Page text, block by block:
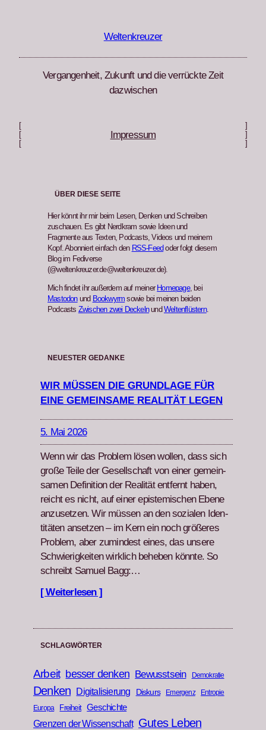
Weltenkreuzer
Vergangenheit, Zukunft und die verrückte Zeit
dazwischen
Impressum
ÜBER DIESE SEITE
Hier könnt ihr mir beim Lesen, Denken und Schreiben
zuschauen. Es gibt Nerdkram sowie Ideen und
Fragmente aus Texten, Podcasts, Videos und meinem
Kopf. Abonniert einfach den RSS-Feed oder folgt diesem
Blog im Fediverse
(@weltenkreuzer.de@weltenkreuzer.de).
Mich findet ihr außerdem auf meiner Homepage, bei
Mastodonund Bookwyrm sowie bei meinen beiden
Podcasts Zwischen zwei DeckelnundWeltenflüstern.
NEUESTER GEDANKE
WIR MÜSSEN DIE GRUNDLAGE FÜR
EINE GEMEINSAME REALITÄT LEGEN
5. Mai 2026
Wenn wir das Prob­lem lösen wollen, dass sich
große Teile der Gesellschaft von ein­er gemein­
samen Def­i­n­i­tion der Real­ität ent­fer­nt haben,
reicht es nicht, auf ein­er epis­temis­chen Ebene
anzuset­zen. Wir müssen an den sozialen Iden­
titäten anset­zen – im Kern ein noch größeres
Prob­lem, aber zumin­d­est eines, das unsere
Schwierigkeit­en wirk­lich beheben kön­nte. So
schreibt Samuel Bagg:…
[ Weiterlesen ]
SCHLAGWÖRTER
Arbeit besser denken Bewusstsein Demokratie
Denken Digitalisierung Diskurs Emergenz
Entropie
Europa
Freiheit Geschichte
Grenzen der Wissenschaft Gutes Leben